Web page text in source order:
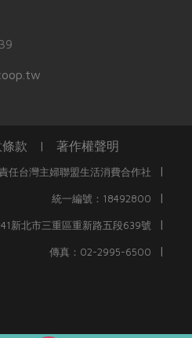
款 | 著作權聲明
任台灣主婦聯盟生活消費合作社 |
統一編號：18492800 |
新北市三重區重新路五段639號 |
傳真：02-2995-6500 |